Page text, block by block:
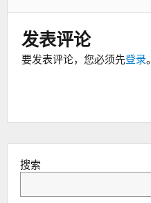
发表评论
要发表评论，您必须先登录。
搜索